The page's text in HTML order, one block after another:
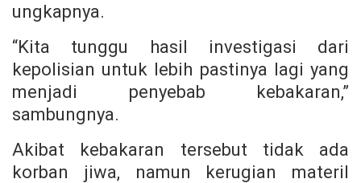
ungkapnya.
“Kita tunggu hasil investigasi dari
kepolisian untuk lebih pastinya lagi yang
menjadi penyebab kebakaran,”
sambungnya.
Akibat kebakaran tersebut tidak ada
korban jiwa, namun kerugian materil